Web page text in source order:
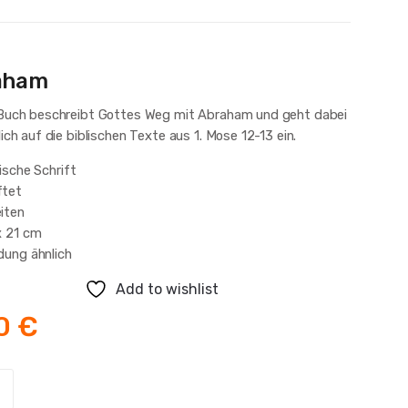
beschreibt Gottes Weg mit Abraham und geht dabei
auf die biblischen Texte aus 1. Mose 12-13 ein.
Schrift
21 cm
ähnlich
Add to wishlist
€